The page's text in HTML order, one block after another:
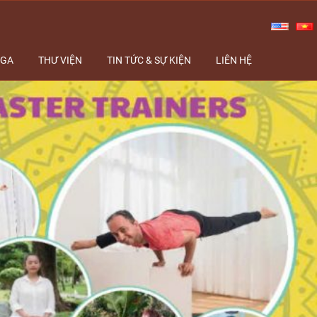
THƯ VIỆN TIN TỨC & SỰ KIỆN LIÊN HỆ